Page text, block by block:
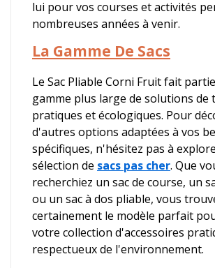
lui pour vos courses et activités
nombreuses années à venir.
La Gamme De Sacs
Le Sac Pliable Corni Fruit fait
gamme plus large de solutions
pratiques et écologiques. Pour
d'autres options adaptées à vos
spécifiques, n'hésitez pas à
sélection de sacs pas cher. Que
recherchiez un sac de course, un
ou un sac à dos pliable, vous
certainement le modèle parfait
votre collection d'accessoires
respectueux de l'environnement.